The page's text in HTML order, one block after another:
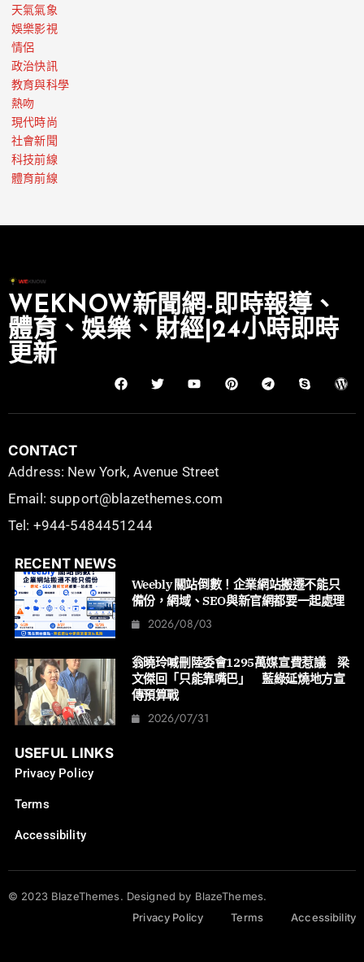
天氣氣象
娛樂影視
情侶
政治快訊
教育與科學
熱吻
現代時尚
社會新聞
科技前線
體育前線
WEKNOW新聞網-即時報導、
體育、娛樂、財經|24小時即時
更新
CONTACT
Address: New York, Avenue Street
Email: support@blazethemes.com
Tel: +944-5484451244
RECENT NEWS
Weebly 關站倒數！企業網站搬遷不能只
備份，網域、SEO與新官網都要一起處理
2026/08/03
翁曉玲喊刪陸委會1295萬媒宣費惹議 梁
文傑回「只能靠嘴巴」 藍綠延燒地方宣
傳預算戰
2026/07/31
USEFUL LINKS
Privacy Policy
Terms
Accessibility
© 2023 BlazeThemes. Designed by BlazeThemes.
Privacy Policy
Terms Accessibility